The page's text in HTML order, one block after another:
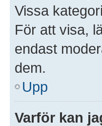
Vissa
För att visa,
endast
dem.
Upp
Varför kan